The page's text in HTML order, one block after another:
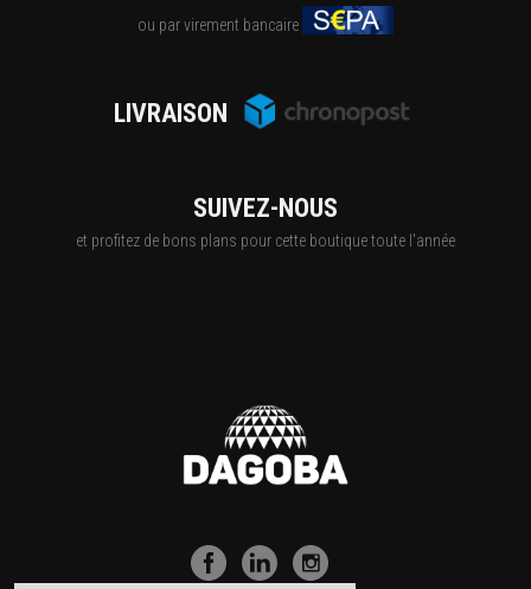
ou par virement bancaire
LIVRAISON
SUIVEZ-NOUS
et profitez de bons plans pour cette boutique toute l'année